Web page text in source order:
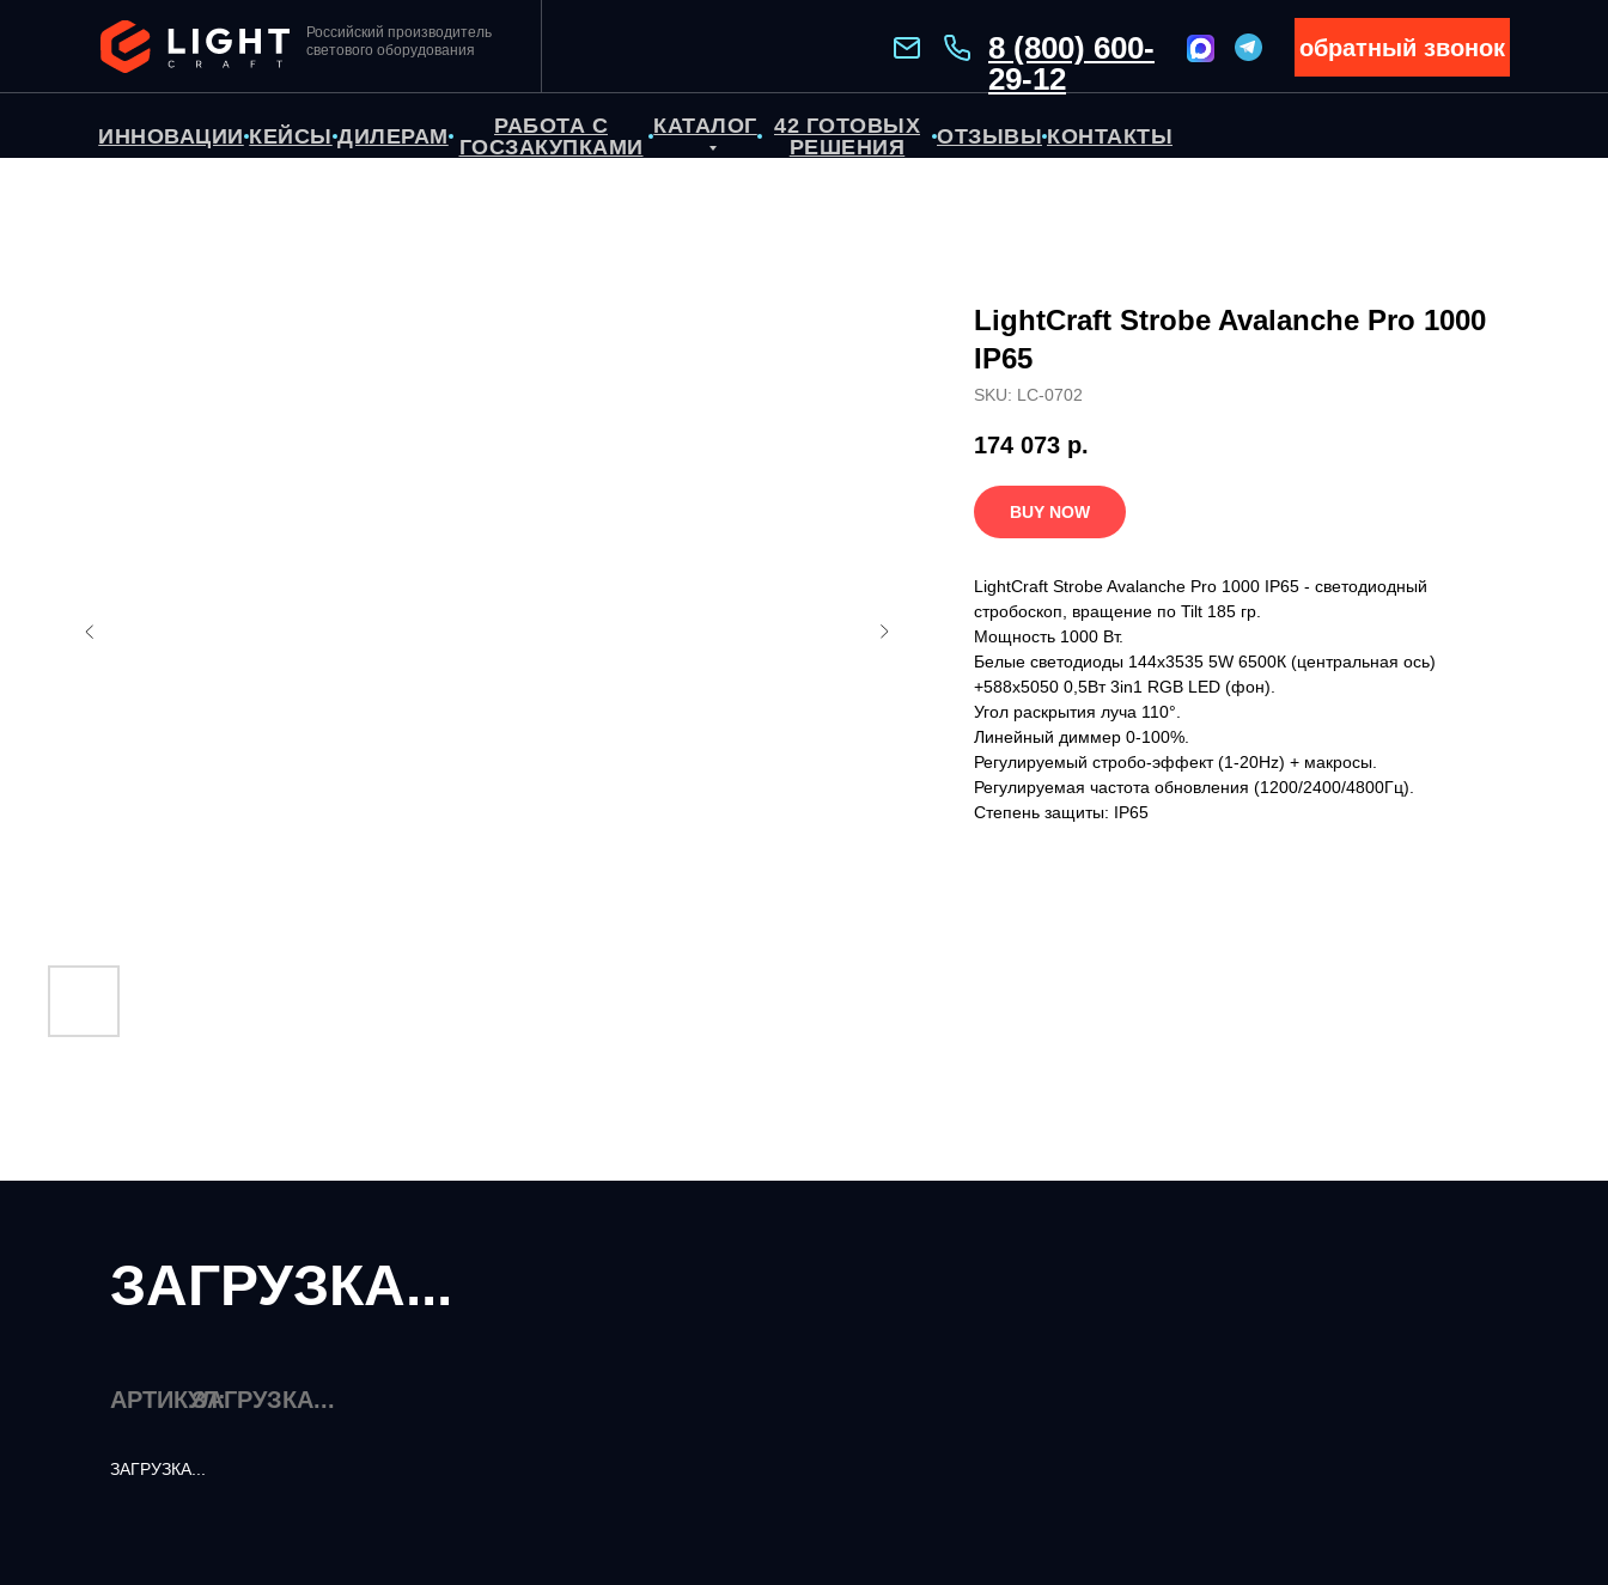
Российский производитель
светового оборудования
обратный звонок
8 (800) 600-
29-12
ИННОВАЦИИ КЕЙСЫ ДИЛЕРАМ
РАБОТА С
ГОСЗАКУПКАМИ
КАТАЛОГ
42 ГОТОВЫХ
РЕШЕНИЯ
ОТЗЫВЫ КОНТАКТЫ
LightCraft Strobe Avalanche Pro 1000
IP65
SKU: LC-0702
174 073 р.
BUY NOW
LightCraft Strobe Avalanche Pro 1000 IP65 - светодиодный
стробоскоп, вращение по Tilt 185 гр.
Мощность 1000 Вт.
Белые светодиоды 144x3535 5W 6500К (центральная ось)
+588x5050 0,5Вт 3in1 RGB LED (фон).
Угол раскрытия луча 110°.
Линейный диммер 0-100%.
Регулируемый стробо-эффект (1-20Hz) + макросы.
Регулируемая частота обновления (1200/2400/4800Гц).
Степень защиты: IP65
ЗАГРУЗКА...
АРТИКУЛ:ЗАГРУЗКА...
ЗАГРУЗКА...